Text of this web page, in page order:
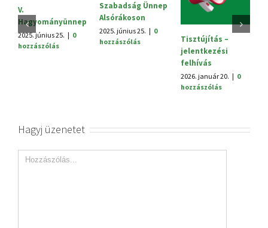
V.
Hagyományünnep
2025. június 25. | 0
hozzászólás
Szabadság Ünnep
Alsórákoson
2025. június 25. | 0
hozzászólás
Tisztújítás –
jelentkezési
felhívás
2026. január 20. | 0
hozzászólás
Hagyj üzenetet